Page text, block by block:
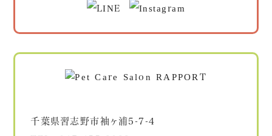
千葉県習志野市袖ヶ浦5-7-4